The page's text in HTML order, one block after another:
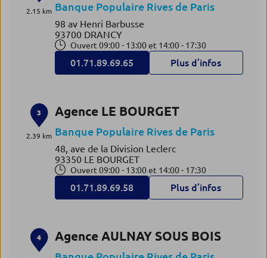
2.15 km Banque Populaire Rives de Paris
98 av Henri Barbusse
93700 DRANCY
Ouvert 09:00 - 13:00 et 14:00 - 17:30
01.71.89.69.65 Plus d’infos
3
2.39 km
Agence LE BOURGET
Banque Populaire Rives de Paris
48, ave de la Division Leclerc
93350 LE BOURGET
Ouvert 09:00 - 13:00 et 14:00 - 17:30
01.71.89.69.58 Plus d’infos
4 Agence AULNAY SOUS BOIS